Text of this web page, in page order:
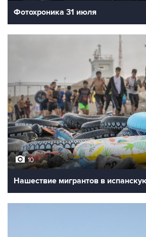
Фотохроника 31 июля
10
Нашествие мигрантов в